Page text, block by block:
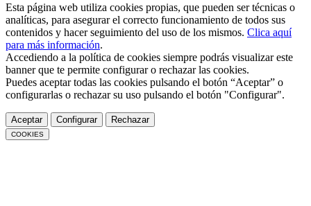
Esta página web utiliza cookies propias, que pueden ser técnicas o
analíticas, para asegurar el correcto funcionamiento de todos sus
contenidos y hacer seguimiento del uso de los mismos. Clica aquí
para más información.
Accediendo a la política de cookies siempre podrás visualizar este
banner que te permite configurar o rechazar las cookies.
Puedes aceptar todas las cookies pulsando el botón “Aceptar” o
configurarlas o rechazar su uso pulsando el botón "Configurar".
Aceptar Configurar Rechazar
COOKIES